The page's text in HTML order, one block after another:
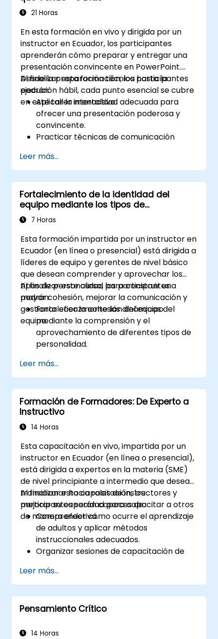
mejor interacción con los huéspedes.
sensibilidades culturales, asegurando un
servicio respetuoso y apropiado para
todos los huéspedes.
Gestionar situaciones inesperadas y
solicitudes de los huéspedes de manera
profesional y eficiente.
21 Horas
En esta formación en vivo y dirigida por un
instructor en Ecuador, los participantes
aprenderán cómo preparar y entregar una
presentación convincente en PowerPoint.
Desde la preparación técnica hasta la
ejecución hábil, cada punto esencial se cubre
en este taller interactivo.
Al finalizar esta formación, los participantes
podrán:
Aplicar la mentalidad adecuada para
ofrecer una presentación poderosa y
convincente.
Practicar técnicas de comunicación
Preparar diapositivas de PowerPoint que
complementen y refuercen la
presentación.
Crear una conexión con la audiencia que
facilite la confianza y permita vender una
idea, propuesta, producto o servicio.
Leer más...
Fortalecimiento de la identidad del
equipo mediante los tipos de
personalidad
7 Horas
Esta formación impartida por un instructor en
Ecuador (en línea o presencial) está dirigida a
líderes de equipo y gerentes de nivel básico
que desean comprender y aprovechar los
tipos de personalidad para construir una
mayor cohesión, mejorar la comunicación y
gestionar eficazmente las dinámicas del
equipo.
Al finalizar este curso, los participantes
podrán:
Fortalecer la cohesión del equipo
mediante la comprensión y el
aprovechamiento de diferentes tipos de
personalidad.
personalidades.
Mejorar la comunicación en el equipo y la
gestión de conflictos.
Fomentar la seguridad psicológica y la
identidad del equipo.
Leer más...
Formación de Formadores: De Experto a
Instructivo
14 Horas
Esta capacitación en vivo, impartida por un
instructor en Ecuador (en línea o presencial),
está dirigida a expertos en la materia (SME)
de nivel principiante a intermedio que desean
transicionar hacia roles de instructores y
mejorar su capacidad para capacitar a otros
de manera efectiva.
Al finalizar esta capacitación, los
participantes serán capaces de:
Comprender cómo ocurre el aprendizaje
de adultos y aplicar métodos
instruccionales adecuados.
Organizar sesiones de capacitación de
planificación estructurada.
Mejorar las habilidades de comunicación
para una mejor transferencia de
conocimientos.
multigeneracionales con enfoques de
Leer más...
Pensamiento Crítico
14 Horas